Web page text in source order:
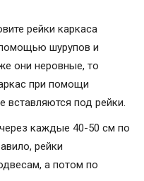
рейки каркаса
шурупов и
они неровные, то
при помощи
вставляются под рейки.
каждые 40-50 см по
рейки
а потом по